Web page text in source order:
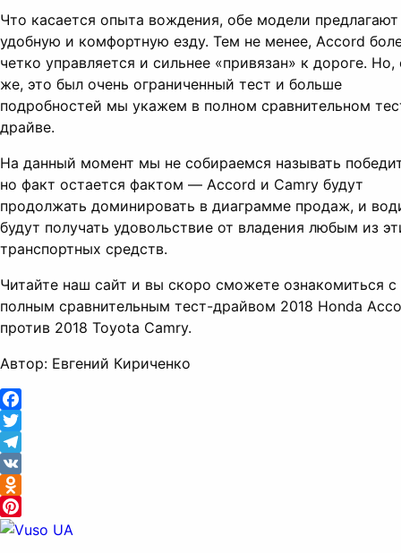
Что касается опыта вождения, обе модели предлагают
удобную и комфортную езду. Тем не менее, Accord
четко управляется и сильнее «привязан» к дороге. Но,
же, это был очень ограниченный тест и больше
подробностей мы укажем в полном сравнительном
драйве.
На данный момент мы не собираемся называть
но факт остается фактом — Accord и Camry будут
продолжать доминировать в диаграмме продаж, и
будут получать удовольствие от владения любым из
транспортных средств.
Читайте наш сайт и вы скоро сможете ознакомиться с
полным сравнительным тест-драйвом 2018 Honda
против 2018 Toyota Camry.
Автор: Евгений Кириченко
Facebook
Twitter
Telegram
VK
Odnoklassniki
Pinterest